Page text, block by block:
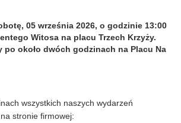
05 września 2026, o godzinie 13:00
Witosa na placu Trzech Krzyży.
po około dwóch godzinach na Placu Na
wszystkich naszych wydarzeń
stronie firmowej: